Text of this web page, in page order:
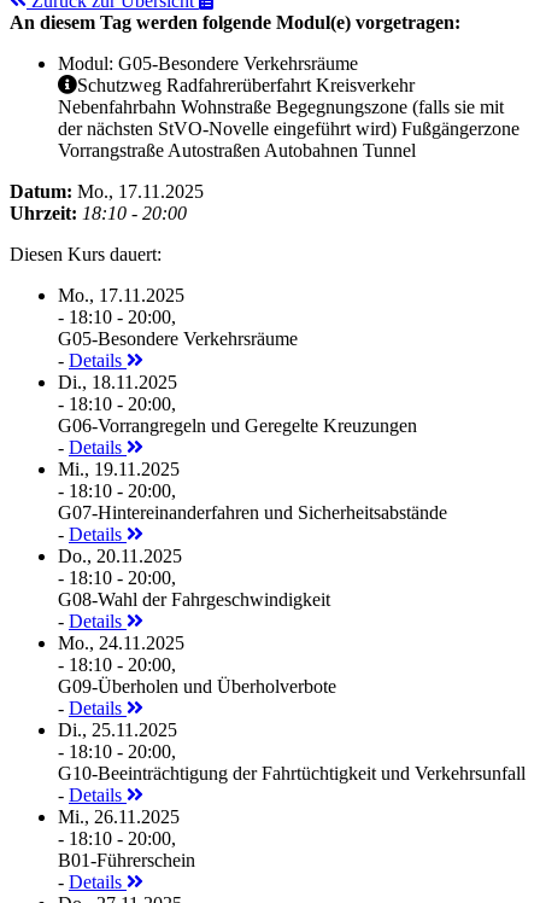
An diesem Tag werden folgende Modul(e) vorgetragen:
Modul: G05-Besondere Verkehrsräume
Schutzweg Radfahrerüberfahrt Kreisverkehr
Nebenfahrbahn Wohnstraße Begegnungszone (falls sie mit
der nächsten StVO-Novelle eingeführt wird) Fußgängerzone
Vorrangstraße Autostraßen Autobahnen Tunnel
Datum: Mo., 17.11.2025
Uhrzeit: 18:10 - 20:00
Diesen Kurs dauert:
Mo., 17.11.2025
- 18:10 - 20:00,
G05-Besondere Verkehrsräume
- Details
Di., 18.11.2025
- 18:10 - 20:00,
G06-Vorrangregeln und Geregelte Kreuzungen
- Details
Mi., 19.11.2025
- 18:10 - 20:00,
G07-Hintereinanderfahren und Sicherheitsabstände
- Details
Do., 20.11.2025
- 18:10 - 20:00,
G08-Wahl der Fahrgeschwindigkeit
- Details
Mo., 24.11.2025
- 18:10 - 20:00,
G09-Überholen und Überholverbote
- Details
Di., 25.11.2025
- 18:10 - 20:00,
G10-Beeinträchtigung der Fahrtüchtigkeit und Verkehrsunfall
- Details
Mi., 26.11.2025
- 18:10 - 20:00,
B01-Führerschein
- Details